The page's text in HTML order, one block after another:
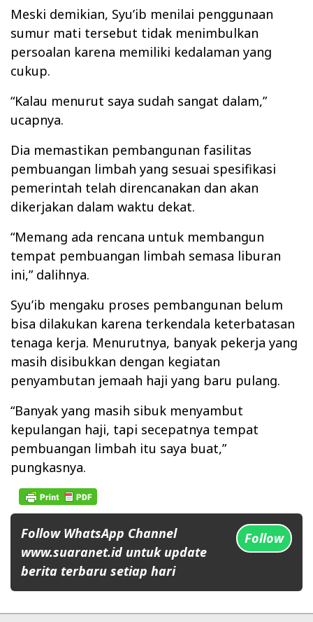
Meski demikian, Syu’ib menilai penggunaan
sumur mati tersebut tidak menimbulkan
persoalan karena memiliki kedalaman yang
cukup.
“Kalau menurut saya sudah sangat dalam,”
ucapnya.
Dia memastikan pembangunan fasilitas
pembuangan limbah yang sesuai spesifikasi
pemerintah telah direncanakan dan akan
dikerjakan dalam waktu dekat.
“Memang ada rencana untuk membangun
tempat pembuangan limbah semasa liburan
ini,” dalihnya.
Syu’ib mengaku proses pembangunan belum
bisa dilakukan karena terkendala keterbatasan
tenaga kerja. Menurutnya, banyak pekerja yang
masih disibukkan dengan kegiatan
penyambutan jemaah haji yang baru pulang.
“Banyak yang masih sibuk menyambut
kepulangan haji, tapi secepatnya tempat
pembuangan limbah itu saya buat,”
pungkasnya.
Follow WhatsApp Channel
www.suaranet.id untuk update
berita terbaru setiap hari
Follow